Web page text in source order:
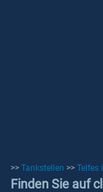
>> Tankstellen >> Telfes
Finden Sie auf